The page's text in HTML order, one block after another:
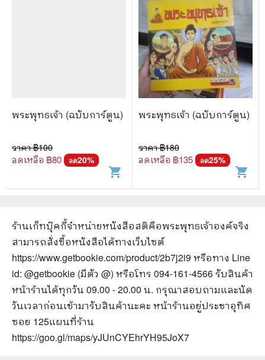
พระพุทธเจ้า (ฉบับการ์ตูน)
ราคา ฿100
ลดเหลือ ฿80 ลด20%
shopping_cart
พระพุทธเจ้า (ฉบับการ์ตูน)
ราคา ฿180
ลดเหลือ ฿135 ลด25%
shopping_cart
ร้านเก็ทบุ๊คกี้จำหน่ายหนังสือสติคือพระพุทธเจ้าองค์จริง
สามารถสั่งซื้อหนังสือได้ทางเว็บไซต์
https://www.getbookie.com/product/2b7j2i9 หรือทาง Line
id: @getbookie (มีตัว @) หรือโทร 094-161-4566 รับสินค้า
หน้าร้านได้ทุกวัน 09.00 - 20.00 น. กรุณาสอบถามและนัด
วันเวลาก่อนเข้ามารับสินค้านะคะ หน้าร้านอยู่ประชาอุทิศ
ซอย 125แผนที่ร้าน
https://goo.gl/maps/yJUnCYEhrYH95JoX7